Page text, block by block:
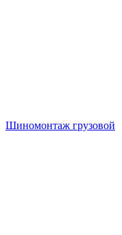
Шиномонтаж грузовой